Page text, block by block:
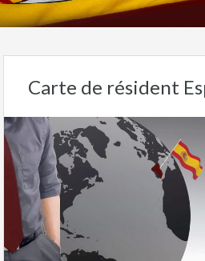
Carte de résident